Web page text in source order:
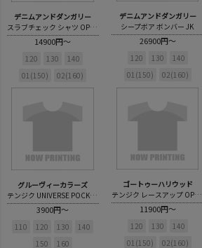
デニムアンドダンガリー
スラブチェック シャツ OP(ヒザ下丈)
14900円～
120 130
140
01(150)
02(160)
デニムアンドダンガリー
シープボア ボンバー JK
26900円～
120 130
140
01(150)
02(160)
グルーヴィーカラーズ
テンジク UNIVERSE POCKET L/S TEE
3900円～
110 120 130
140
150
160
ゴートゥーハリウッド
テンジク レースアップ OP(ヒザ下丈)
11900円～
120 130
140
01(150)
02(160)